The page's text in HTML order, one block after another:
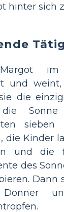
hinter sich
im
und
die
sieben
die Kinder
und die
des
Dann